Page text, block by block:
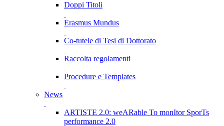
Doppi Titoli
Erasmus Mundus
Co-tutele di Tesi di Dottorato
Raccolta regolamenti
Procedure e Templates
News
ARTISTE 2.0: weARable To monItor SporTs
performance 2.0